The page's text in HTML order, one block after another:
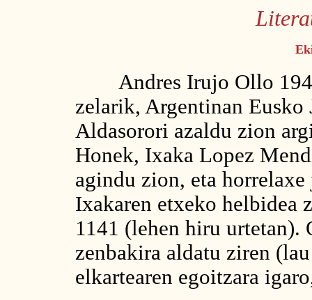
L
Andres Irujo Ollo
zelarik, Argentinan
Aldasorori azaldu zion
Honek, Ixaka Lopez
agindu zion, eta
Ixakaren etxeko helbidea
1141 (lehen hiru urtetan).
zenbakira aldatu ziren
elkartearen egoitzara